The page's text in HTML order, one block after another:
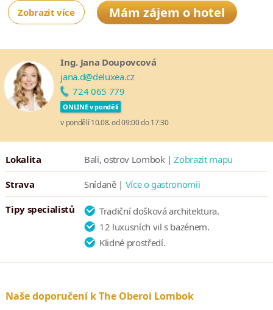
Nezapomenutelný zážitek Vám poskytne restaurace
Amphitheatre, která nabízí speciální menu při svíčkách pod
Hotel je ideální volbou pro páry, které touží po nerušené
romantice a relaxaci. V Oberoi Lombok můžete relaxovat
v klidných zákoutích nekonečného bazénu nebo vyzkoušet
jedinečné procedury v místních lázních.
Zobrazit více Mám zájem o hotel
Ing. Jana Doupovcová
jana.d@deluxea.cz
724 065 779
ONLINE v pondělí
v pondělí 10.08. od 09:00 do 17:30
Lokalita Bali, ostrov Lombok |Zobrazit mapu
Strava Snídaně | Více o gastronomii
Tipy specialistů
Tradiční došková architektura.
12 luxusních vil s bazénem.
Klidné prostředí.
Naše doporučení k The Oberoi Lombok